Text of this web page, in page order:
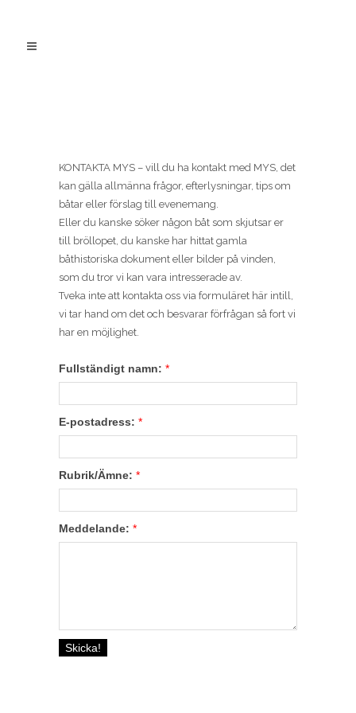
KONTAKTA MYS – vill du ha kontakt med MYS, det
kan gälla allmänna frågor, efterlysningar, tips om
båtar eller förslag till evenemang.
Eller du kanske söker någon båt som skjutsar er
till bröllopet, du kanske har hittat gamla
båthistoriska dokument eller bilder på vinden,
som du tror vi kan vara intresserade av.
Tveka inte att kontakta oss via formuläret här intill,
vi tar hand om det och besvarar förfrågan så fort vi
har en möjlighet.
Fullständigt namn: *
E-postadress: *
Rubrik/Ämne: *
Meddelande: *